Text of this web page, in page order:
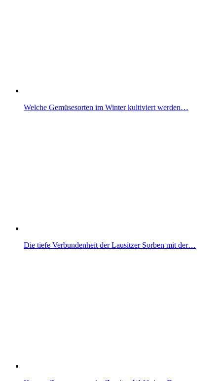
Welche Gemüsesorten im Winter kultiviert werden…
Die tiefe Verbundenheit der Lausitzer Sorben mit der…